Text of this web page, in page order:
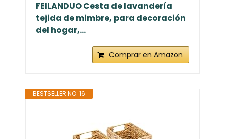
FEILANDUO Cesta de lavandería
tejida de mimbre, para decoración
del hogar,...
Comprar en Amazon
BESTSELLER NO. 16